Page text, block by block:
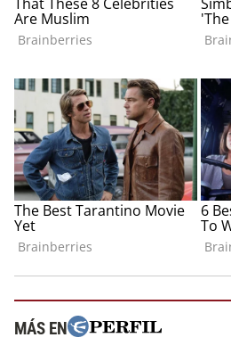
MÁS EN